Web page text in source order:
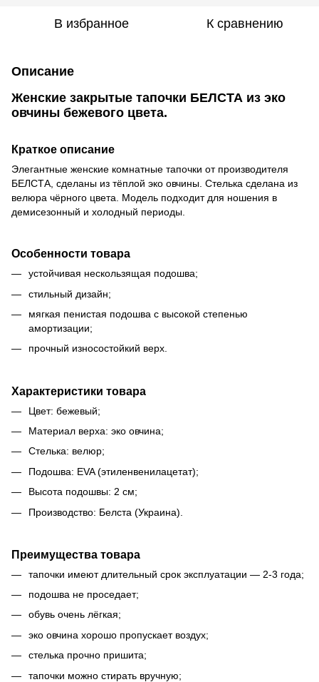
В избранное К сравнению
Описание
Женские закрытые тапочки БЕЛСТА из эко
овчины бежевого цвета.
Краткое описание
Элегантные женские комнатные тапочки от производителя
БЕЛСТА, сделаны из тёплой эко овчины. Стелька сделана из
велюра чёрного цвета. Модель подходит для ношения в
демисезонный и холодный периоды.
Особенности товара
устойчивая нескользящая подошва;
стильный дизайн;
мягкая пенистая подошва с высокой степенью
амортизации;
прочный износостойкий верх.
Характеристики товара
Цвет: бежевый;
Материал верха: эко овчина;
Стелька: велюр;
Подошва: EVA (этиленвенилацетат);
Высота подошвы: 2 см;
Производство: Белста (Украина).
Преимущества товара
тапочки имеют длительный срок эксплуатации — 2-3 года;
подошва не проседает;
обувь очень лёгкая;
эко овчина хорошо пропускает воздух;
стелька прочно пришита;
тапочки можно стирать вручную;